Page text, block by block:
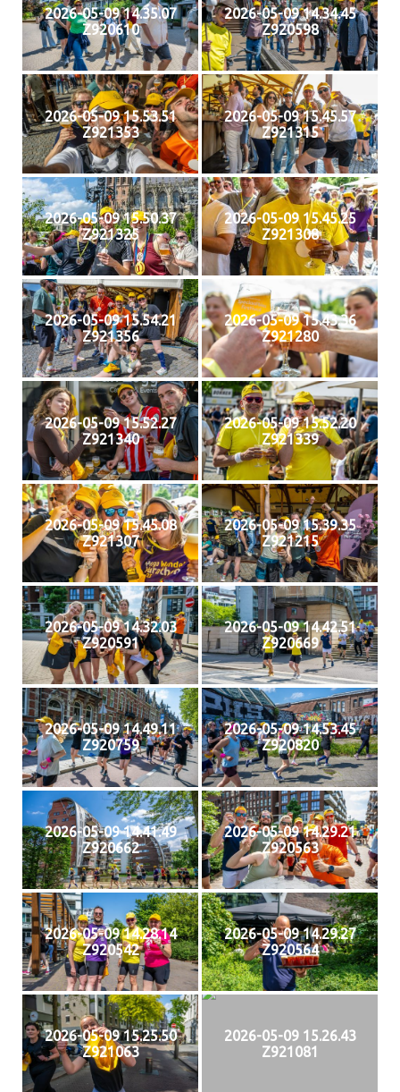
2026-05-09 14.35.07
Z920610
2026-05-09 14.34.45
Z920598
2026-05-09 15.53.51
Z921353
2026-05-09 15.45.57
Z921315
2026-05-09 15.50.37
Z921325
2026-05-09 15.45.25
Z921308
2026-05-09 15.54.21
Z921356
2026-05-09 15.43.36
Z921280
2026-05-09 15.52.27
Z921340
2026-05-09 15.52.20
Z921339
2026-05-09 15.45.08
Z921307
2026-05-09 15.39.35
Z921215
2026-05-09 14.32.03
Z920591
2026-05-09 14.42.51
Z920669
2026-05-09 14.49.11
Z920759
2026-05-09 14.53.45
Z920820
2026-05-09 14.41.49
Z920662
2026-05-09 14.29.21
Z920563
2026-05-09 14.28.14
Z920542
2026-05-09 14.29.27
Z920564
2026-05-09 15.25.50
Z921063
2026-05-09 15.26.43
Z921081